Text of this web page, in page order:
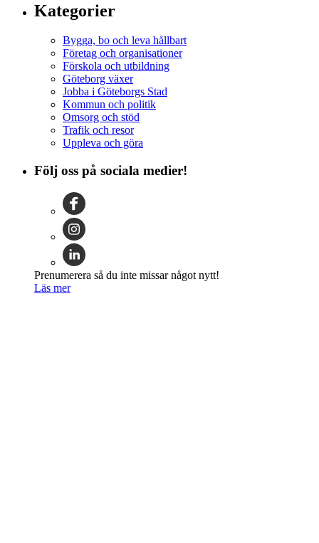
Kategorier
Bygga, bo och leva hållbart
Företag och organisationer
Förskola och utbildning
Göteborg växer
Jobba i Göteborgs Stad
Kommun och politik
Omsorg och stöd
Trafik och resor
Uppleva och göra
Följ oss på sociala medier!
Prenumerera så du inte missar något nytt!
Läs mer